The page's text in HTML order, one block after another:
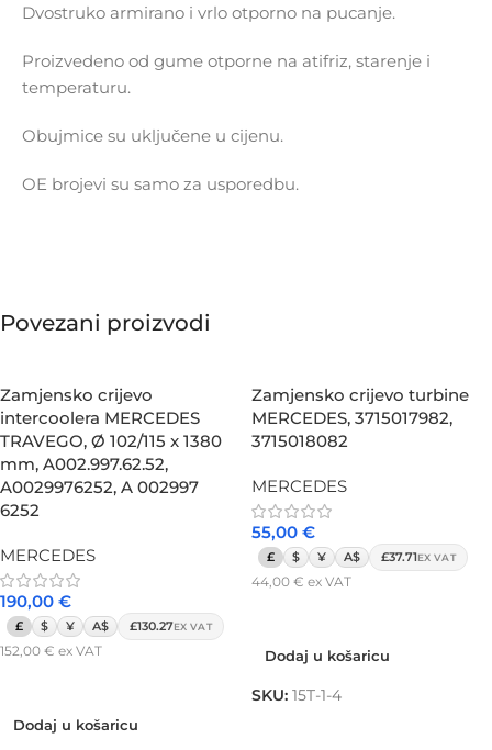
Dvostruko armirano i vrlo otporno na pucanje.
Proizvedeno od gume otporne na atifriz, starenje i
temperaturu.
Obujmice su uključene u cijenu.
OE brojevi su samo za usporedbu.
Povezani proizvodi
Zamjensko crijevo
intercoolera MERCEDES
TRAVEGO, Ø 102/115 x 1380
mm, A002.997.62.52,
A0029976252, A 002997
6252
MERCEDES
190,00 €
£ $ ¥ A$ £130.27EX VAT
152,00 € ex VAT
Dodaj u košaricu
Zamjensko crijevo turbine
MERCEDES, 3715017982,
3715018082
MERCEDES
55,00 €
£ $ ¥ A$ £37.71EX VAT
44,00 € ex VAT
Dodaj u košaricu
SKU: 15T-1-4